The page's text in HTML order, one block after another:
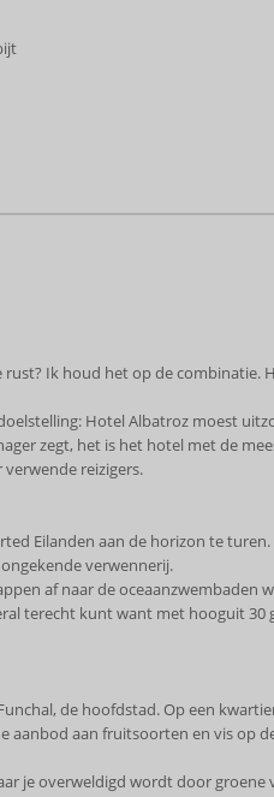
Ik houd het op de combinatie.
Hotel Albatroz moest
zegt, het is het hotel met de
reizigers.
Eilanden aan de horizon te
verwennerij.
af naar de oceaanzwembaden
terecht kunt want met hooguit 30
de hoofdstad. Op een
aanbod aan fruitsoorten en vis op
je overweldigd wordt door groene